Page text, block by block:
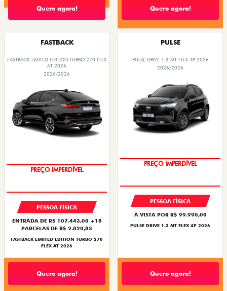
Quero agora! Quero agora!
FASTBACK
FASTBACK LIMITED EDITION TURBO 270 FLEX
AT 2026
2026/2026
COM USADO NA TROCA
PESSOA FÍSICA
ENTRADA DE R$ 107.443,00 +18
PARCELAS DE R$ 2.820,83
FASTBACK LIMITED EDITION TURBO 270
FLEX AT 2026
Quero agora!
PULSE
PULSE DRIVE 1.3 MT FLEX 4P 2026
2026/2026
OPORTUNIDADE
PESSOA FÍSICA
À VISTA POR R$ 99.990,00
PULSE DRIVE 1.3 MT FLEX 4P 2026
Quero agora!